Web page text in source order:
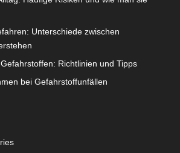
Unterschiede zwischen
Richtlinien und Tipps
bei Gefahrstoffunfällen